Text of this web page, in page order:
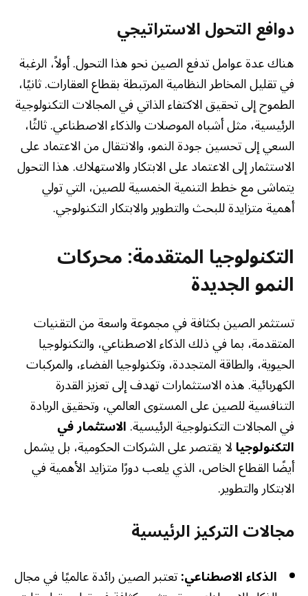
دوافع التحول الاستراتيجي
هناك عدة عوامل تدفع الصين نحو هذا التحول. أولاً، الرغبة
في تقليل المخاطر النظامية المرتبطة بقطاع العقارات. ثانيًا،
الطموح إلى تحقيق الاكتفاء الذاتي في المجالات التكنولوجية
الرئيسية، مثل أشباه الموصلات والذكاء الاصطناعي. ثالثًا،
السعي إلى تحسين جودة النمو، والانتقال من الاعتماد على
الاستثمار إلى الاعتماد على الابتكار والاستهلاك. هذا التحول
يتماشى مع خطط التنمية الخمسية للصين، التي تولي
أهمية متزايدة للبحث والتطوير والابتكار التكنولوجي.
التكنولوجيا المتقدمة: محركات
النمو الجديدة
تستثمر الصين بكثافة في مجموعة واسعة من التقنيات
المتقدمة، بما في ذلك الذكاء الاصطناعي، والتكنولوجيا
الحيوية، والطاقة المتجددة، وتكنولوجيا الفضاء، والمركبات
الكهربائية. هذه الاستثمارات تهدف إلى تعزيز القدرة
التنافسية للصين على المستوى العالمي، وتحقيق الريادة
في المجالات التكنولوجية الرئيسية.الاستثمار في
التكنولوجيالا يقتصر على الشركات الحكومية، بل يشمل
أيضًا القطاع الخاص، الذي يلعب دورًا متزايد الأهمية في
الابتكار والتطوير.
مجالات التركيز الرئيسية
الذكاء الاصطناعي:تعتبر الصين رائدة عالميًا في مجال